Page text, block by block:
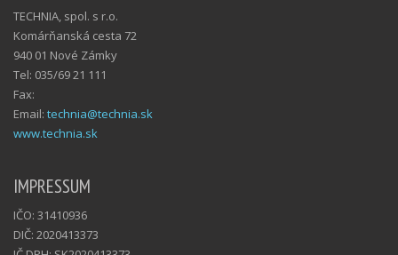
TECHNIA, spol. s r.o.
Komárňanská cesta 72
940 01 Nové Zámky
Tel: 035/69 21 111
Fax:
Email: technia@technia.sk
www.technia.sk
IMPRESSUM
IČO: 31410936
DIČ: 2020413373